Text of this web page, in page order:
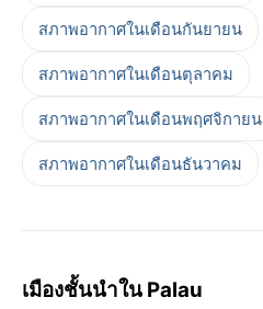
สภาพอากาศในเดือนกันยายน
สภาพอากาศในเดือนตุลาคม
สภาพอากาศในเดือนพฤศจิกายน
สภาพอากาศในเดือนธันวาคม
เมืองชั้นนำใน Palau